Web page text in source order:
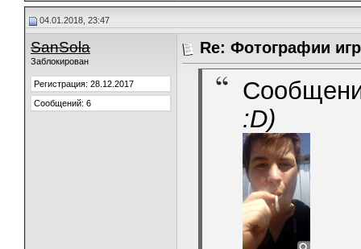
04.01.2018, 23:47
SanSola
Заблокирован
Регистрация: 28.12.2017
Сообщений: 6
Re: Фотографии
:D)